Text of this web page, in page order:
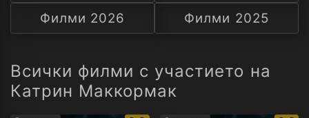
А
Филми 2026
Филми 2025
Всички филми с участието на
Катрин Маккормак